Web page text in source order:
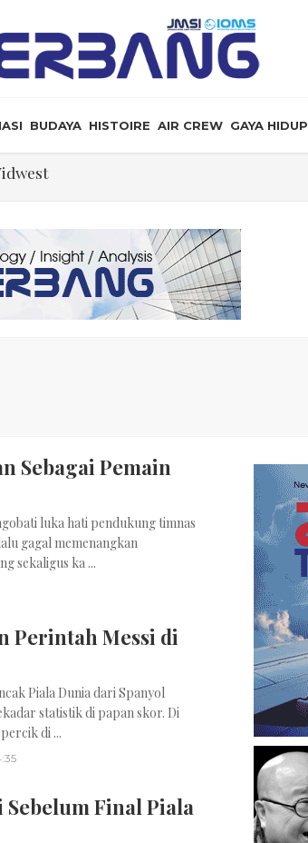
BUDAYA HISTOIRE AIR CREW GAYA HIDUP
dan Larang “Wisata Bersalin”
Sebagai Pemain
luka hati pendukung timnas
gagal memenangkan
sekaligus ka ...
Perintah Messi di
Piala Dunia dari Spanyol
statistik di papan skor. Di
di ...
Final Piala